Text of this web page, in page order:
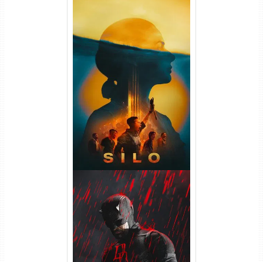
Silo 2ª Temporada (2024)
WEB-DL 1080p Dual Áudio
Demolidor: Renascido 2ª
Temporada (2026) WEB-DL